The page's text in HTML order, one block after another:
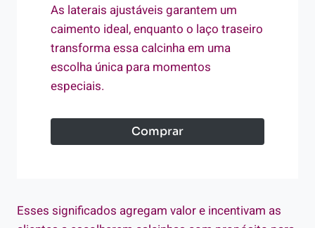
As laterais ajustáveis garantem um
caimento ideal, enquanto o laço traseiro
transforma essa calcinha em uma
escolha única para momentos
especiais.
Comprar
Esses significados agregam valor e incentivam as